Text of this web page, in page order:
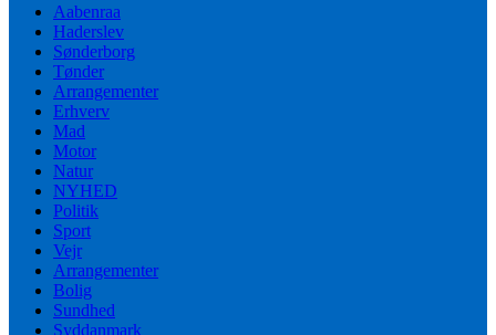
Aabenraa
Haderslev
Sønderborg
Tønder
Arrangementer
Erhverv
Mad
Motor
Natur
NYHED
Politik
Sport
Vejr
Arrangementer
Bolig
Sundhed
Syddanmark